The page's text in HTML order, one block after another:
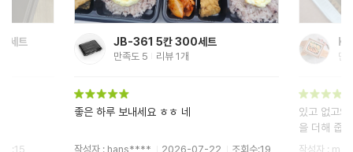
조회수:19
만족도5 리뷰 20
있고 없고의 차이가 확 납니다. 케이터링에 품격
작성자 : mari**** 2026-07-08 조회수:21
배송빠르고
작성자 :